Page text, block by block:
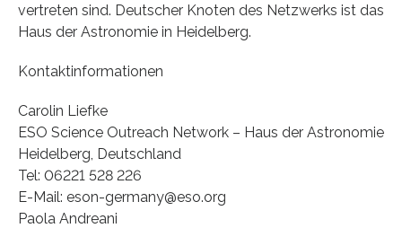
vertreten sind. Deutscher Knoten des Netzwerks ist das
Haus der Astronomie in Heidelberg.
Kontaktinformationen
Carolin Liefke
ESO Science Outreach Network – Haus der Astronomie
Heidelberg, Deutschland
Tel: 06221 528 226
E-Mail: eson-germany@eso.org
Paola Andreani